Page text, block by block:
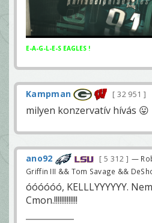
E-A-G-L-E-S EAGLES !
Kampman 32 951
milyen konzervatív hívás 😛
ano92 5 312
—
Griffin III && Tom Savage &&
óóóóóó, KELLLYYYYYY.
Cmon.!!!!!!!!!!!!!